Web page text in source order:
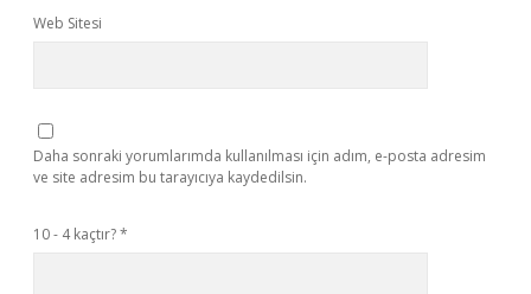
Web Sitesi
Daha sonraki yorumlarımda kullanılması için adım, e-posta adresim
ve site adresim bu tarayıcıya kaydedilsin.
10 - 4 kaçtır?*